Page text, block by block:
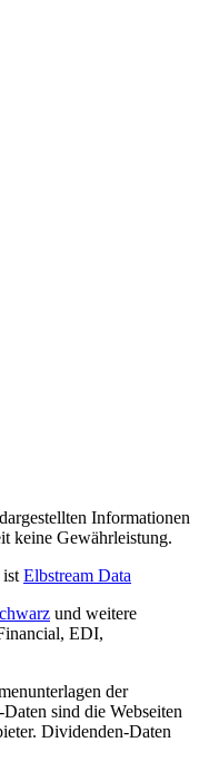
Informationen
keine Gewährleistung.
Elbstream Data
und weitere
EDI,
der
sind die Webseiten
Dividenden-Daten